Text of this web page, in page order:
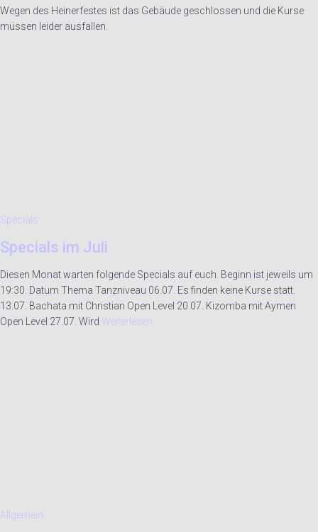
Wegen des Heinerfestes ist das Gebäude geschlossen und die Kurse
müssen leider ausfallen.
Specials
Specials im Juli
Diesen Monat warten folgende Specials auf euch. Beginn ist jeweils um
19:30. Datum Thema Tanzniveau 06.07. Es finden keine Kurse statt.
13.07. Bachata mit Christian Open Level 20.07. Kizomba mit Aymen
Open Level 27.07. Wird Weiterlesen
Allgemein